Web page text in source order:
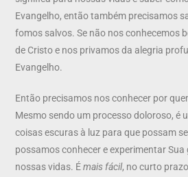
Evangelho, então também precisamos
fomos salvos. Se não nos conhecemos
de Cristo e nos privamos da alegria
Evangelho.
Então precisamos nos conhecer por
Mesmo sendo um processo doloroso, é
coisas escuras à luz para que possam
possamos conhecer e experimentar Sua
nossas vidas. Émais fácil, no curto